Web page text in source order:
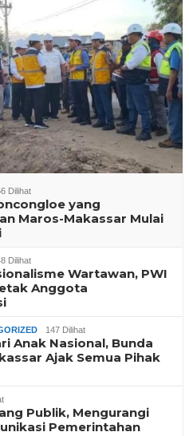
Dilihat
yang
Maros-Makassar Mulai
Dilihat
Wartawan, PWI
Anggota
147 Dilihat
Anak Nasional, Bunda
Ajak Semua Pihak
Publik, Mengurangi
Pemerintahan